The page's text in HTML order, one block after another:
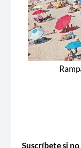
Suscríbete si